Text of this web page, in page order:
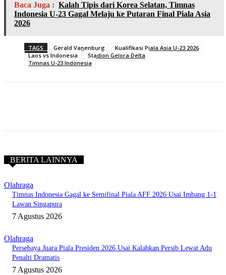
Baca Juga : Kalah Tipis dari Korea Selatan, Timnas
Indonesia U-23 Gagal Melaju ke Putaran Final Piala Asia
2026
TAGS Gerald Vanenburg
Kualifikasi Piala Asia U-23 2026
Laos vs Indonesia
Stadion Gelora Delta
Timnas U-23 Indonesia
BERITA LAINNYA
Olahraga
Timnas Indonesia Gagal ke Semifinal Piala AFF 2026 Usai Imbang 1-1
Lawan Singapura
7 Agustus 2026
Olahraga
Persebaya Juara Piala Presiden 2026 Usai Kalahkan Persib Lewat Adu
Penalti Dramatis
7 Agustus 2026